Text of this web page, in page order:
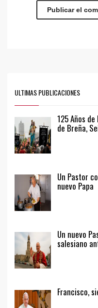
ULTIMAS PUBLICACIONES
125 Años
de Breña,
Un Pastor
nuevo Papa
Un nuevo
salesiano
Francisco,